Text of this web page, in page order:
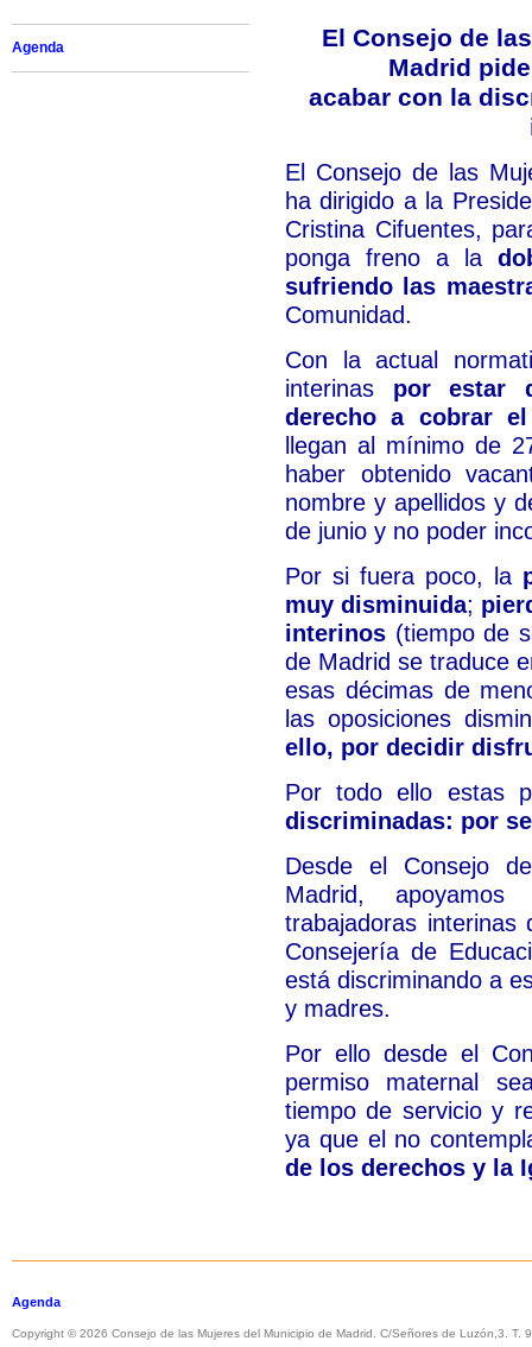
Agenda
El Consejo de
Madrid
acabar con la
El Consejo de las
ha dirigido a la
Cristina Cifuentes,
ponga freno a la
sufriendo las
Comunidad.
Con la actual
interinas por estar
derecho a cobrar
llegan al mínimo de
haber obtenido
nombre y apellidos y
de junio y no poder
Por si fuera poco, la
muy disminuida;
interinos (tiempo de
de Madrid se traduce
esas décimas de
las oposiciones
ello, por decidir
Por todo ello estas
discriminadas: por
Desde el Consejo
Madrid,
trabajadoras interinas
Consejería de
está discriminando a
y madres.
Por ello desde el
permiso maternal
tiempo de servicio y
ya que el no
de los derechos y la
Agenda
Copyright © 2026 Consejo de las Mujeres del Municipio de Madrid. C/Señores de Luzón,3.